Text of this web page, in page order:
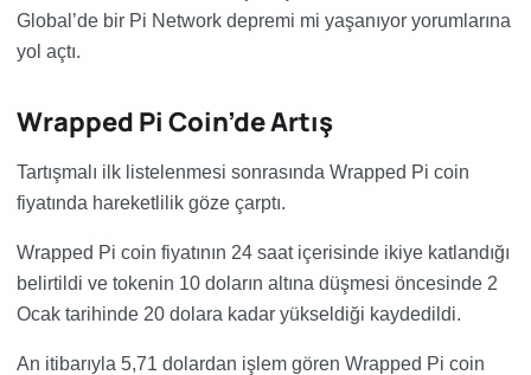
Global’de bir Pi Network depremi mi yaşanıyor yorumlarına
yol açtı.
Wrapped Pi Coin’de Artış
Tartışmalı ilk listelenmesi sonrasında Wrapped Pi coin
fiyatında hareketlilik göze çarptı.
Wrapped Pi coin fiyatının 24 saat içerisinde ikiye katlandığı
belirtildi ve tokenin 10 doların altına düşmesi öncesinde 2
Ocak tarihinde 20 dolara kadar yükseldiği kaydedildi.
An itibarıyla 5,71 dolardan işlem gören Wrapped Pi coin